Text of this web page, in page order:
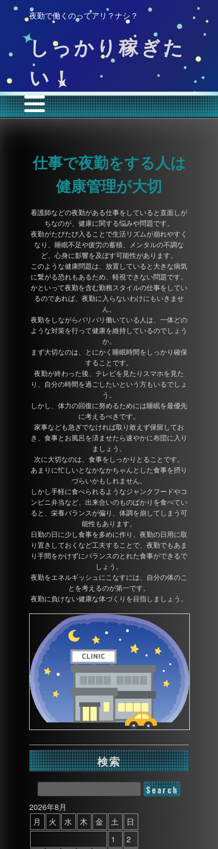
夜勤で働くのってアリ？ナシ？
しっかり稼ぎた
い！
仕事で夜勤をする人は
健康管理が大切
看護師などの夜勤がある仕事をしていると直面しが
ちなのが、健康に関する悩みや問題です。
夜勤がたびたび入ることで生活リズムが崩れやすく
なり、睡眠不足や疲労の蓄積、メンタルの不調な
ど、心身に影響を及ぼす可能性があります。
このような健康問題は、放置していると大きな病気
に繋がる恐れもあるため、軽視できない問題です。
かといって夜勤を含む勤務スタイルの仕事をしてい
るのであれば、夜勤に入らないわけにもいきませ
ん。
夜勤をしながらバリバリ働いている人は、一体どの
ような対策を行って健康を維持しているのでしょう
か。
まず大切なのは、とにかく睡眠時間をしっかり確保
することです。
夜勤が終わった後、テレビを見たりスマホを見た
り、自分の時間を過ごしたいという方もいるでしょ
う。
しかし、体力の回復に努めるためには睡眠を最優先
に考えるべきです。
家事なども急ぎでなければ取り敢えず保留してお
き、食事とお風呂を済ませたら速やかに布団に入り
ましょう。
次に大切なのは、食事をしっかりとることです。
あまりに忙しいとなかなかちゃんとした食事を摂り
づらいかもしれません。
しかし手軽に食べられるようなジャンクフードやコ
ンビニ弁当など、出来合いのものばかりを食べてい
ると、栄養バランスが偏り、体調を崩してしまう可
能性もあります。
日勤の日に少し食事を多めに作り、夜勤の日用に取
り置きしておくなど工夫することで、夜勤でもあま
り手間をかけずにバランスのとれた食事ができるで
しょう。
夜勤をエネルギッシュにこなすには、自分の体のこ
とを考えるのが第一です。
夜勤に負けない健康な体づくりを目指しましょう。
検索
2026年8月
月
火 水 木 金 土
日
1
2